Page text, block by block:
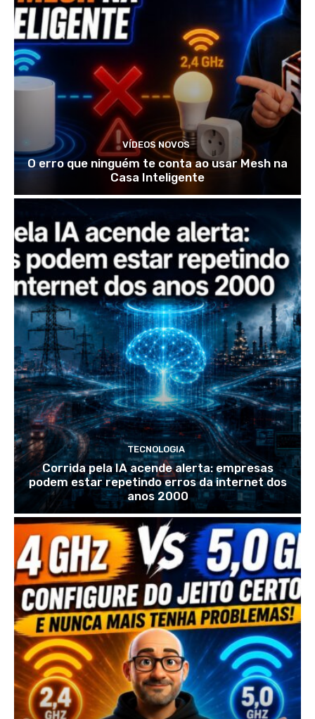
VÍDEOS NOVOS
O erro que ninguém te conta ao usar Mesh na
Casa Inteligente
TECNOLOGIA
Corrida pela IA acende alerta: empresas
podem estar repetindo erros da internet dos
anos 2000